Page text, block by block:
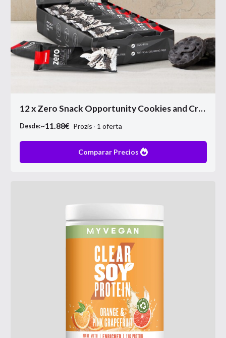
12 x Zero Snack Opportunity Cookies and Cream
Desde:~11.88€ Prozis 1 oferta
Comparar Precios